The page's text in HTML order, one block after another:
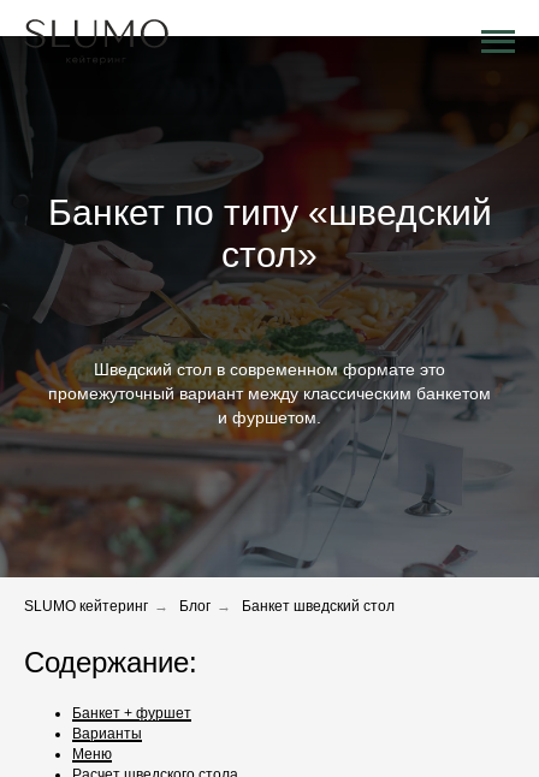
Банкет по типу «шведский
стол»
Шведский стол в современном формате это
промежуточный вариант между классическим банкетом
и фуршетом.
SLUMO кейтеринг → Блог → Банкет шведский стол
Содержание:
Банкет + фуршет
Варианты
Меню